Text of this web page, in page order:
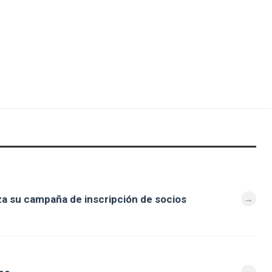
su campaña de inscripción de socios